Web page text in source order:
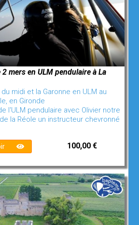
mers en ULM pendulaire à La
midi et la Garonne en ULM au
en Gironde
l'ULM pendulaire avec Olivier notre
la Réole un instructeur chevronné
100,00 €